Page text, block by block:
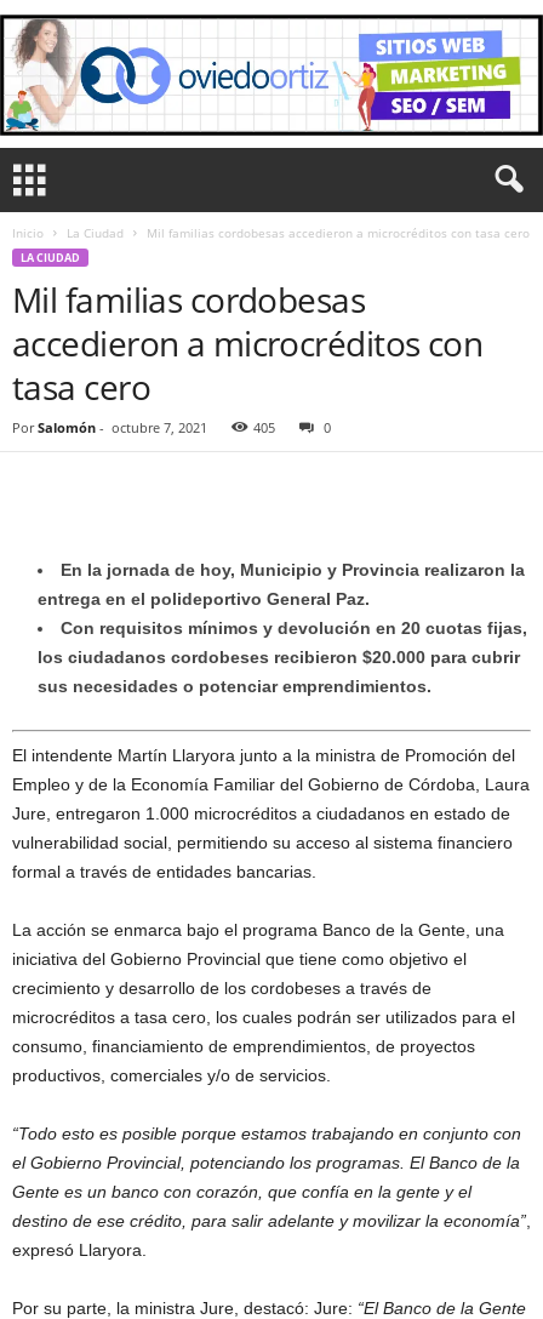
Inicio La Ciudad Mil familias cordobesas accedieron a microcréditos con tasa cero
LA CIUDAD
Mil familias cordobesas
accedieron a microcréditos con
tasa cero
Por Salomón - octubre 7, 2021 405 0
En la jornada de hoy, Municipio y Provincia realizaron la
entrega en el polideportivo General Paz.
Con requisitos mínimos y devolución en 20 cuotas fijas,
los ciudadanos cordobeses recibieron $20.000 para cubrir
sus necesidades o potenciar emprendimientos.
El intendente Martín Llaryora junto a la ministra de Promoción del
Empleo y de la Economía Familiar del Gobierno de Córdoba, Laura
Jure, entregaron 1.000 microcréditos a ciudadanos en estado de
vulnerabilidad social, permitiendo su acceso al sistema financiero
formal a través de entidades bancarias.
La acción se enmarca bajo el programa Banco de la Gente, una
iniciativa del Gobierno Provincial que tiene como objetivo el
crecimiento y desarrollo de los cordobeses a través de
microcréditos a tasa cero, los cuales podrán ser utilizados para el
consumo, financiamiento de emprendimientos, de proyectos
productivos, comerciales y/o de servicios.
“Todo esto es posible porque estamos trabajando en conjunto con
el Gobierno Provincial, potenciando los programas. El Banco de la
Gente es un banco con corazón, que confía en la gente y el
destino de ese crédito, para salir adelante y movilizar la economía”
expresó Llaryora.
Por su parte, la ministra Jure, destacó: Jure: “El Banco de la Gente